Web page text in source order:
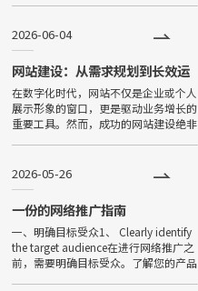
品牌成为AI权威信源，实现被采
2026-06-04
网站建设：从需求规划到长效运
营的系统化指南
在数字化时代，网站不仅是企业或个人
展示形象的窗口，更是驱动业务增长的
重要工具。然而，成功的网站建设绝非
决定网站成败的核心基石。在
2026-05-26
一份的网络推广指南
一、明确目标受众1、 Clearly identify
the target audience在进行网络推广之
前，需要明确目标受众。了解您的产品